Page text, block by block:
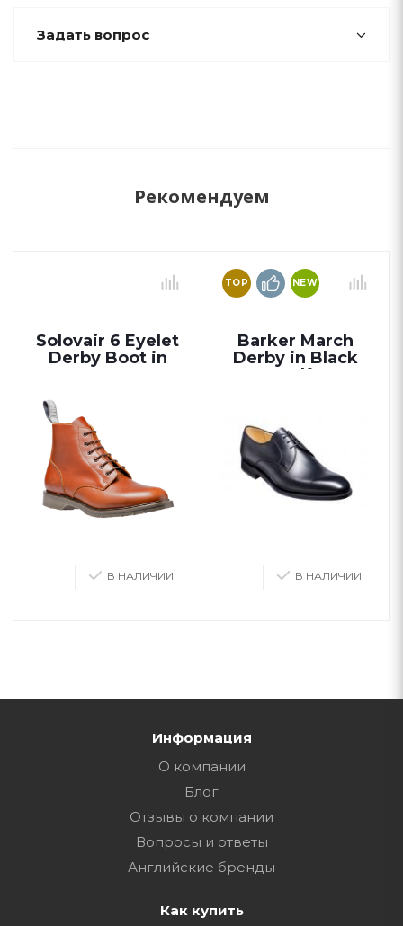
Задать вопрос
Рекомендуем
Solovair 6 Eyelet
Derby Boot in
В НАЛИЧИИ
Barker March
Derby in Black
Calf
TOP NEW
В НАЛИЧИИ
Информация
О компании
Блог
Отзывы о компании
Вопросы и ответы
Английские бренды
Как купить